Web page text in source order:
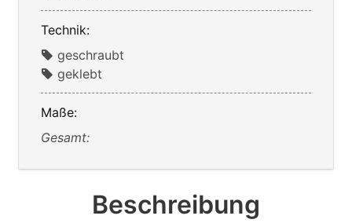
Technik:
geschraubt
geklebt
Maße:
Gesamt:
Beschreibung